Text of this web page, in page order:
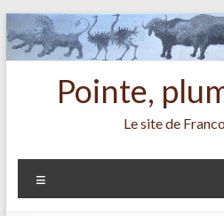
Aller
au
contenu
Pointe,
Le site de